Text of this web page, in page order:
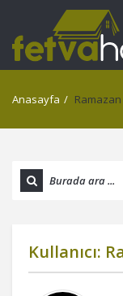
Anasayfa /
Kullanıcı: